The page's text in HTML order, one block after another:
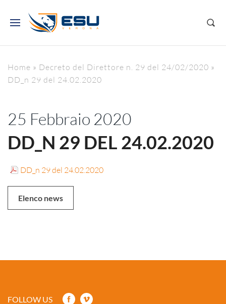
Home » Decreto del Direttore n. 29 del 24/02/2020 »
DD_n 29 del 24.02.2020
25 Febbraio 2020
DD_N 29 DEL 24.02.2020
DD_n 29 del 24.02.2020
Elenco news
FOLLOW US